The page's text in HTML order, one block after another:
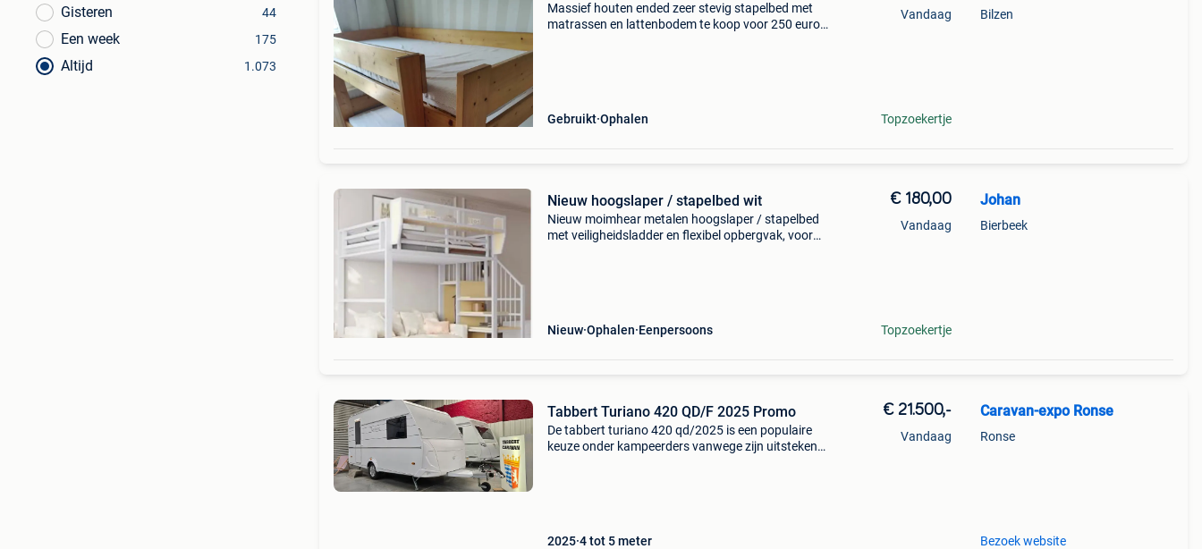
Gisteren 44
Een week 175
Altijd 1.073
Massief houten ended zeer stevig stapelbed met
matrassen en lattenbodem te koop voor 250 euro.
Gebruikt Ophalen
Vandaag
Topzoekertje
Bilzen
Nieuw hoogslaper / stapelbed wit
Nieuw moimhear metalen hoogslaper / stapelbed
met veiligheidsladder en flexibel opbergvak, voor
Nieuw Ophalen Eenpersoons
€ 180,00
Vandaag
Topzoekertje
Johan
Bierbeek
Tabbert Turiano 420 QD/F 2025 Promo
De tabbert turiano 420 qd/2025 is een populaire
keuze onder kampeerders vanwege zijn uitstekende
2025 4 tot 5 meter
€ 21.500,-
Vandaag
Caravan-expo Ronse
Ronse
Bezoek website